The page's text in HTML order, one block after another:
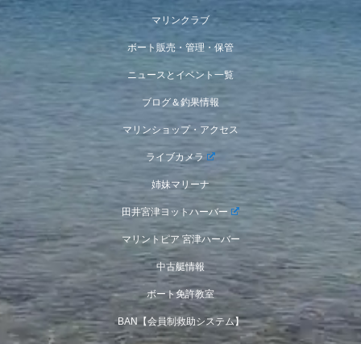
マリンクラブ
ボート販売・管理・保管
ニュースとイベント一覧
ブログ＆釣果情報
マリンショップ・アクセス
ライブカメラ
姉妹マリーナ
田井宮津ヨットハーバー
マリントピア 宮津ハーバー
中古艇情報
ボート免許教室
BAN【会員制救助システム】